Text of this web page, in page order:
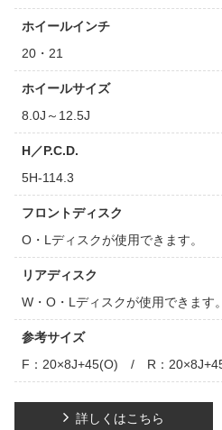
ホイールインチ
20・21
ホイールサイズ
8.0J～12.5J
H／P.C.D.
5H-114.3
フロントディスク
O・Lディスクが使用できます。
リアディスク
W・O・Lディスクが使用できます。
参考サイズ
F：20×8J+45(O) / R：
詳しくはこちら